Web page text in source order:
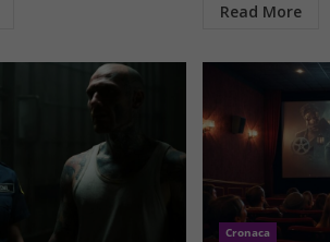
Read More
Cronaca